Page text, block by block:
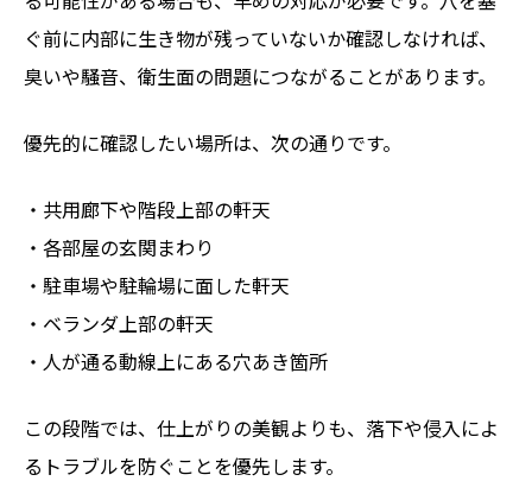
ぐ前に内部に生き物が残っていないか確認しなければ、
臭いや騒音、衛生面の問題につながることがあります。
優先的に確認したい場所は、次の通りです。
・共用廊下や階段上部の軒天
・各部屋の玄関まわり
・駐車場や駐輪場に面した軒天
・ベランダ上部の軒天
・人が通る動線上にある穴あき箇所
この段階では、仕上がりの美観よりも、落下や侵入によ
るトラブルを防ぐことを優先します。